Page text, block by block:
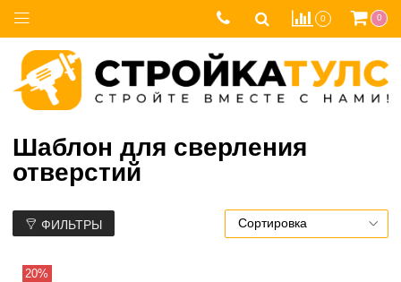
0 0
Шаблон для сверления
отверстий
ФИЛЬТРЫ
20%